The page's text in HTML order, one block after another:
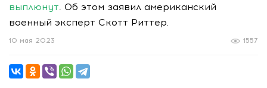
выплюнут. Об этом заявил американский
военный эксперт Скотт Риттер.
1557
10 мая 2023